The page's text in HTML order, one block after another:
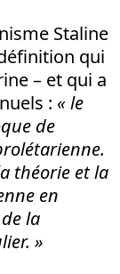
Staline
qui
– et qui a
: « le
de
théorie et la
en
la
»